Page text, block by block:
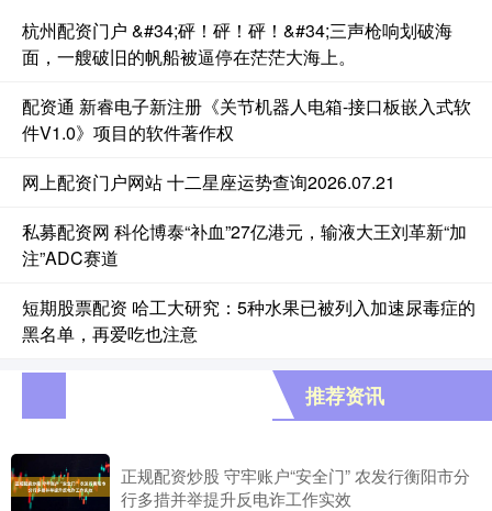
杭州配资门户 &#34;砰！砰！砰！&#34;三声枪响划破海
面，一艘破旧的帆船被逼停在茫茫大海上。
配资通 新睿电子新注册《关节机器人电箱-接口板嵌入式软
件V1.0》项目的软件著作权
网上配资门户网站 十二星座运势查询2026.07.21
私募配资网 科伦博泰“补血”27亿港元，输液大王刘革新“加
注”ADC赛道
短期股票配资 哈工大研究：5种水果已被列入加速尿毒症的
黑名单，再爱吃也注意
推荐资讯
正规配资炒股 守牢账户“安全门” 农发行衡阳市分
行多措并举提升反电诈工作实效